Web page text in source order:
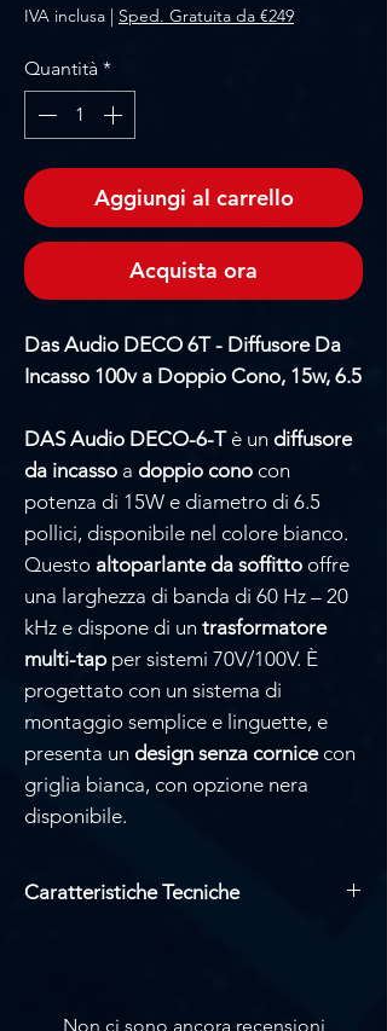
IVA inclusa | Sped. Gratuita da €249
Quantità *
Aggiungi al carrello
Acquista ora
Das Audio DECO 6T - Diffusore Da
Incasso 100v a Doppio Cono, 15w, 6.5
DAS Audio DECO-6-Tè un diffusore
da incasso a doppio cono con
potenza di 15W e diametro di 6.5
pollici, disponibile nel colore bianco.
Questo altoparlante da soffitto offre
una larghezza di banda di 60 Hz – 20
kHz e dispone di un trasformatore
multi-tapper sistemi 70V/100V. È
progettato con un sistema di
montaggio semplice e linguette, e
presenta un design senza cornicecon
griglia bianca, con opzione nera
disponibile.
Caratteristiche Tecniche
Semplice sistema di montaggio con
Non ci sono ancora recensioni